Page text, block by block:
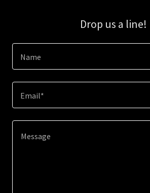
Drop us a line!
Name
Email*